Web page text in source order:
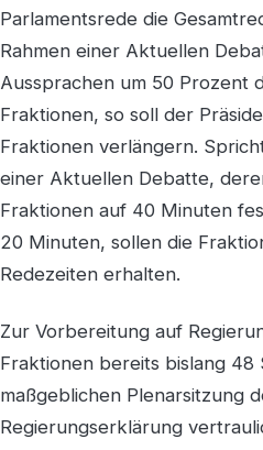
Parlamentsrede die
Rahmen einer Aktuellen
Aussprachen um 50 Prozent
Fraktionen, so soll der
Fraktionen verlängern.
einer Aktuellen Debatte,
Fraktionen auf 40 Minuten
20 Minuten, sollen die
Redezeiten erhalten.
Zur Vorbereitung auf
Fraktionen bereits bislang 48
maßgeblichen Plenarsitzung
Regierungserklärung